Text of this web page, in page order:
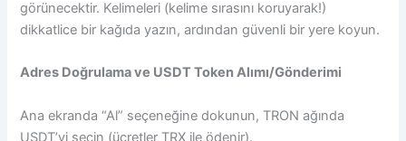
görünecektir. Kelimeleri (kelime sırasını koruyarak!)
dikkatlice bir kağıda yazın, ardından güvenli bir yere koyun.
Adres Doğrulama ve USDT Token Alımı/Gönderimi
Ana ekranda “Al” seçeneğine dokunun, TRON ağında
USDT’yi seçin (ücretler TRX ile ödenir).